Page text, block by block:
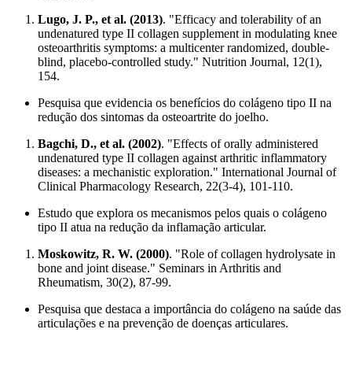
Lugo, J. P., et al. (2013). "Efficacy and tolerability of an
undenatured type II collagen supplement in modulating knee
osteoarthritis symptoms: a multicenter randomized, double-
blind, placebo-controlled study." Nutrition Journal, 12(1),
154.
Pesquisa que evidencia os benefícios do colágeno tipo II na
redução dos sintomas da osteoartrite do joelho.
Bagchi, D., et al. (2002). "Effects of orally administered
undenatured type II collagen against arthritic inflammatory
diseases: a mechanistic exploration." International Journal of
Clinical Pharmacology Research, 22(3-4), 101-110.
Estudo que explora os mecanismos pelos quais o colágeno
tipo II atua na redução da inflamação articular.
Moskowitz, R. W. (2000). "Role of collagen hydrolysate in
bone and joint disease." Seminars in Arthritis and
Rheumatism, 30(2), 87-99.
Pesquisa que destaca a importância do colágeno na saúde das
articulações e na prevenção de doenças articulares.